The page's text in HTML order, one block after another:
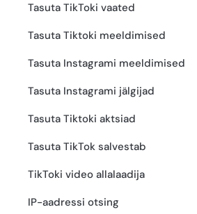
Tasuta TikToki vaated
Tasuta Tiktoki meeldimised
Tasuta Instagrami meeldimised
Tasuta Instagrami jälgijad
Tasuta Tiktoki aktsiad
Tasuta TikTok salvestab
TikToki video allalaadija
IP-aadressi otsing